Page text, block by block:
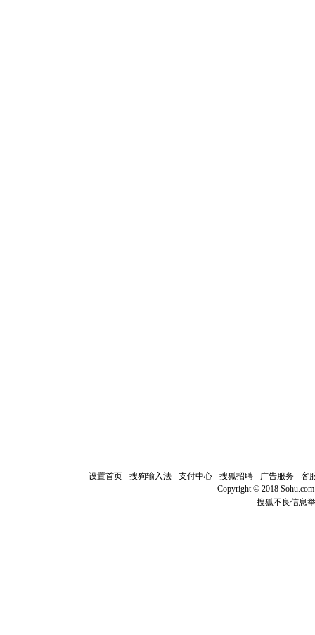
设置首页- 搜狗输入法- 支付中心- 搜狐招聘- 广告服务- 客
Copyright © 2018
搜狐不良信息